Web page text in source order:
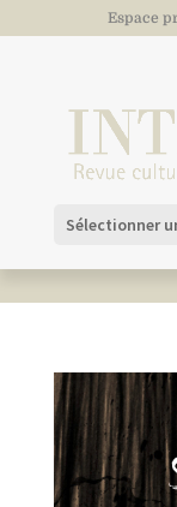
Espace
Sélectionner